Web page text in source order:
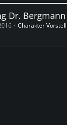
Dr. Bergmann
Charakter